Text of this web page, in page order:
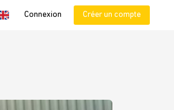
Connexion Créer un compte